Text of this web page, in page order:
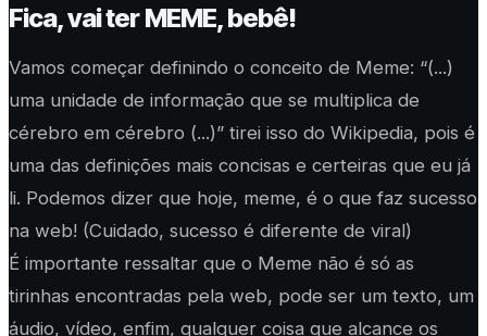
Fica, vai ter MEME, bebê!
Vamos começar definindo o conceito de Meme: “(...)
uma unidade de informação que se multiplica de
cérebro em cérebro (...)” tirei isso do Wikipedia, pois é
uma das definições mais concisas e certeiras que eu já
li. Podemos dizer que hoje, meme, é o que faz sucesso
na web! (Cuidado, sucesso é diferente de viral)
É importante ressaltar que o Meme não é só as
tirinhas encontradas pela web, pode ser um texto, um
áudio, vídeo, enfim, qualquer coisa que alcance os